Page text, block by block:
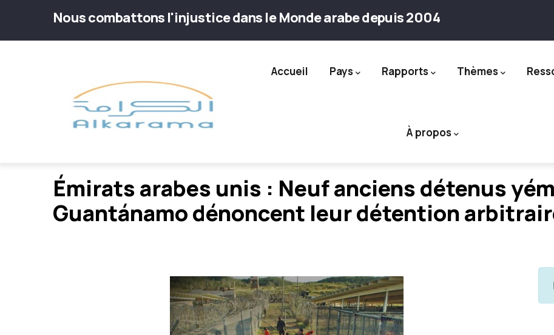
Nous combattons l'injustice dans le Monde arabe depuis 2004
navigation
Accueil Pays Rapports Thèmes
À propos
Émirats arabes unis : Neuf anciens détenus
Guantánamo dénoncent leur détention